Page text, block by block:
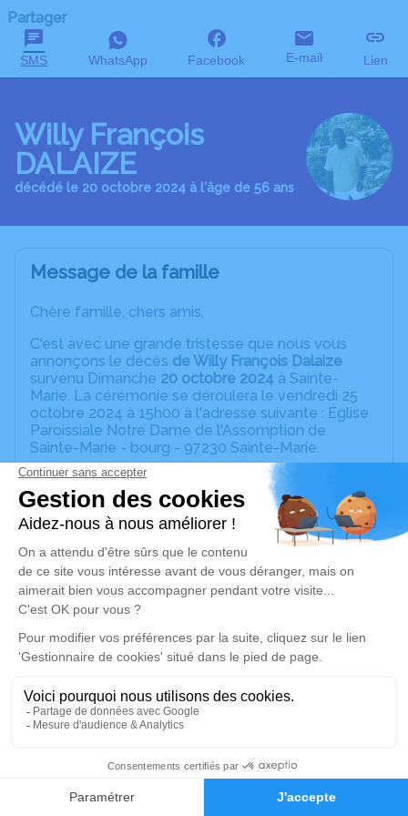
Faire-part Hommages
Partager
SMS WhatsApp Facebook E-mail Lien
Willy François
DALAIZE
décédé le 20 octobre 2024 à l'âge de 56 ans
Message de la famille
Chère famille, chers amis,
C'est avec une grande tristesse que nous vous
annonçons le décès de Willy François Dalaize
survenu Dimanche 20 octobre 2024 à Sainte-
Marie. La cérémonie se déroulera le vendredi 25
octobre 2024 à 15h00 à l'adresse suivante : Église
Paroissiale Notre Dame de l'Assomption de
Sainte-Marie - bourg - 97230 Sainte-Marie.
Une veillée aura lieu le Jeudi 24 octobre 2024 de
18h à 21h au salon de recueillement a Sainte-Marie
Cet espace privé est destiné à recueillir vos
condoléances ou le souvenir d’un moment passé.
Un service de plantation d’arbre hommage est
disponible ici.
Je rends hommage
Cérémonie religieuse
vendredi 25 octobre 2024 à 15h00
de Sainte-Marie
bourg